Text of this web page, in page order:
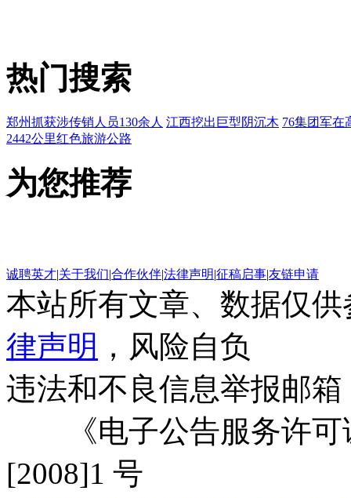
热门搜索
郑州抓获涉传销人员130余人 江西挖出巨型阴沉木 76集团军在
2442公里红色旅游公路
为您推荐
诚聘英才|关于我们|合作伙伴|法律声明|征稿启事|友链申请
本站所有文章、数据仅
律声明 ，风险自负
违法和不良信息举报邮箱
《电子公告服务许可
[2008]1 号